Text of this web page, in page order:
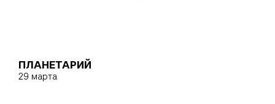
ПЛАНЕТАРИЙ
29 марта